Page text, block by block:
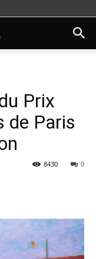
Prix
de Paris
0
8430